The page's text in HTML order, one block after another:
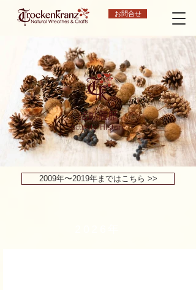
お問合せ
活動履歴
​Activity History
2009年〜2019年まではこちら >>